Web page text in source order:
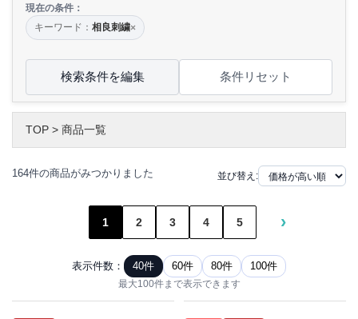
現在の条件：
キーワード： 相良刺繍×
検索条件を編集 条件リセット
TOP > 商品一覧
164件の商品がみつかりました 並び替え:
1 2 3 4 5 ›
表示件数： 40件 60件 80件 100件
最大100件まで表示できます